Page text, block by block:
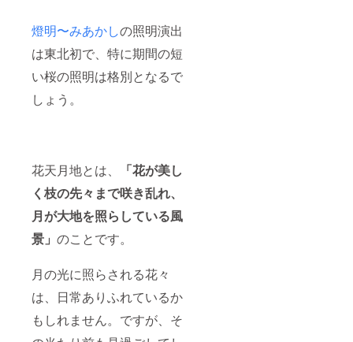
燈明〜みあかしの照明演出
は東北初で、特に期間の短
い桜の照明は格別となるで
しょう。
花天月地とは、
「花が美し
く枝の先々まで咲き乱れ、
月が大地を照らしている風
景」 のことです。
月の光に照らされる花々
は、日常ありふれているか
もしれません。ですが、そ